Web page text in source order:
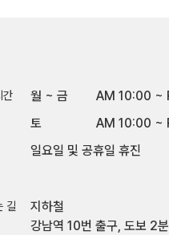
간 월 ~ 금
AM 10:00 ~
토
AM 10:00 ~
일요일 및 공휴일 휴진
길
지하철
강남역 10번 출구, 도보 2분